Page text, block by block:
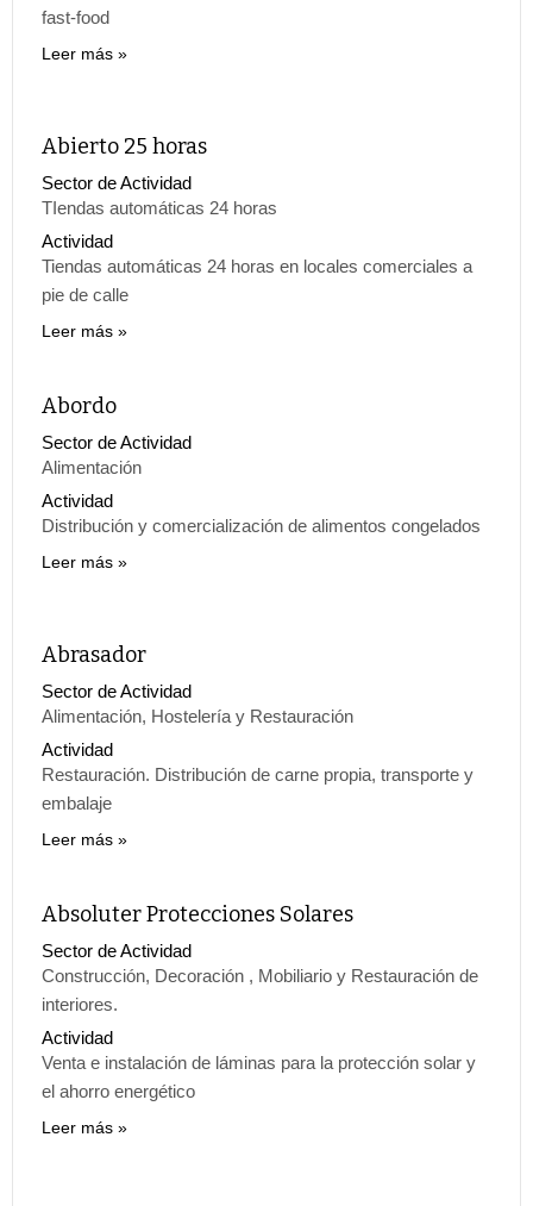
fast-food
Leer más
Abierto 25 horas
Sector de Actividad
TIendas automáticas 24 horas
Actividad
Tiendas automáticas 24 horas en locales comerciales a
pie de calle
Leer más
Abordo
Sector de Actividad
Alimentación
Actividad
Distribución y comercialización de alimentos congelados
Leer más
Abrasador
Sector de Actividad
Alimentación, Hostelería y Restauración
Actividad
Restauración. Distribución de carne propia, transporte y
embalaje
Leer más
Absoluter Protecciones Solares
Sector de Actividad
Construcción, Decoración , Mobiliario y Restauración de
interiores.
Actividad
Venta e instalación de láminas para la protección solar y
el ahorro energético
Leer más